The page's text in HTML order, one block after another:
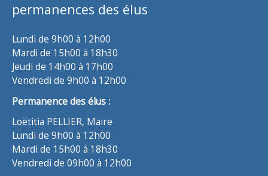
permanences des élus
Lundi de 9h00 à 12h00
Mardi de 15h00 à 18h30
Jeudi de 14h00 à 17h00
Vendredi de 9h00 à 12h00
Permanence des élus :
Loëtitia PELLIER, Maire
Lundi de 9h00 à 12h00
Mardi de 15h00 à 18h30
Vendredi de 09h00 à 12h00